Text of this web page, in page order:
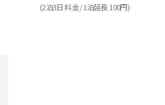
(2泊3日 料金 / 1泊延長 100円)